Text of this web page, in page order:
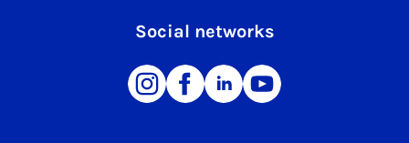
Social networks